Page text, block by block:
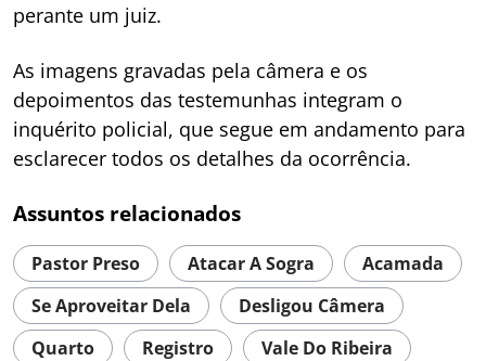
perante um juiz.
As imagens gravadas pela câmera e os
depoimentos das testemunhas integram o
inquérito policial, que segue em andamento para
esclarecer todos os detalhes da ocorrência.
Assuntos relacionados
Pastor Preso Atacar A Sogra
Acamada
Se Aproveitar Dela
Desligou Câmera
Quarto
Registro
Vale Do Ribeira